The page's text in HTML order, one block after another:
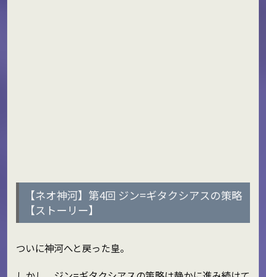
【ネオ神河】第4回 ジン=ギタクシアスの策略
【ストーリー】
ついに神河へと戻った皇。